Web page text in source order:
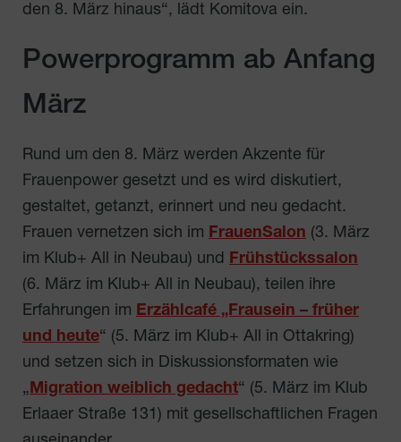
den 8. März hinaus“, lädt Komitova ein.
Powerprogramm ab Anfang
März
Rund um den 8. März werden Akzente für
Frauenpower gesetzt und es wird diskutiert,
gestaltet, getanzt, erinnert und neu gedacht.
Frauen vernetzen sich im FrauenSalon (3. März
im Klub+ All in Neubau) und Frühstückssalon
(6. März im Klub+ All in Neubau), teilen ihre
Erfahrungen im Erzählcafé „Frausein – früher
und heute“ (5. März im Klub+ All in Ottakring)
und setzen sich in Diskussionsformaten wie
„Migration weiblich gedacht“ (5. März im Klub
Erlaaer Straße 131) mit gesellschaftlichen Fragen